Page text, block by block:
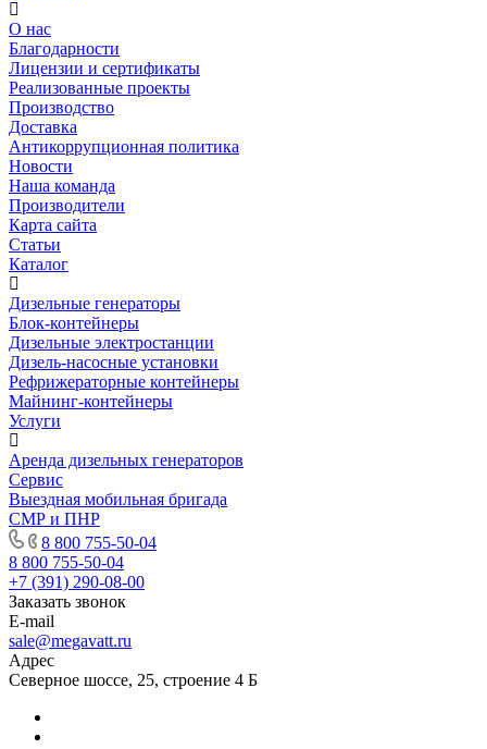
О нас
Благодарности
Лицензии и сертификаты
Реализованные проекты
Производство
Доставка
Антикоррупционная политика
Новости
Наша команда
Производители
Карта сайта
Статьи
Каталог
Дизельные генераторы
Блок-контейнеры
Дизельные электростанции
Дизель-насосные установки
Рефрижераторные контейнеры
Майнинг-контейнеры
Услуги
Аренда дизельных генераторов
Сервис
Выездная мобильная бригада
СМР и ПНР
8 800 755-50-04
8 800 755-50-04
+7 (391) 290-08-00
Заказать звонок
E-mail
sale@megavatt.ru
Адрес
Северное шоссе, 25, строение 4 Б